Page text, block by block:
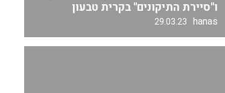
ו"סיירת התיקונים" בקרית טבעון
hanas
29.03.23